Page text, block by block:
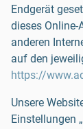
Endgerät
dieses
anderen
auf den
https://
Unsere
Einstellungen